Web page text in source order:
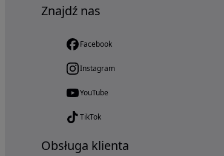
Znajdź nas
Facebook
Instagram
YouTube
TikTok
Obsługa klienta